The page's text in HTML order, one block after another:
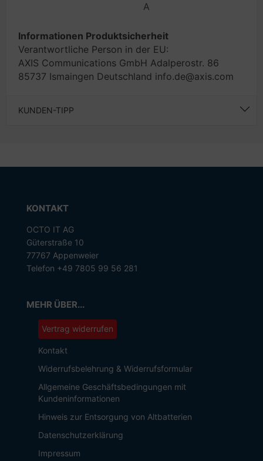
A
Informationen Produktsicherheit
Verantwortliche Person in der EU:
AXIS Communications GmbH Adalperostr. 86
85737 Ismaingen Deutschland info.de@axis.com
KUNDEN-TIPP
KONTAKT
OCTO IT AG
Güterstraße 10
77767 Appenweier
Telefon +49 7805 99 56 281
MEHR ÜBER...
Vertrag widerrufen
Kontakt
Widerrufsbelehrung & Widerrufsformular
Allgemeine Geschäftsbedingungen mit
Kundeninformationen
Hinweis zur Entsorgung von Altbatterien
Datenschutzerklärung
Impressum